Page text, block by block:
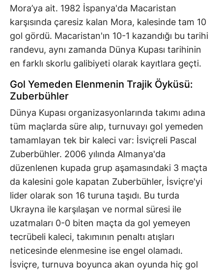
Mora’ya ait. 1982 İspanya'da Macaristan
karşısında çaresiz kalan Mora, kalesinde tam 10
gol gördü. Macaristan'ın 10-1 kazandığı bu tarihi
randevu, aynı zamanda Dünya Kupası tarihinin
en farklı skorlu galibiyeti olarak kayıtlara geçti.
Gol Yemeden Elenmenin Trajik Öyküsü:
Zuberbühler
Dünya Kupası organizasyonlarında takımı adına
tüm maçlarda süre alıp, turnuvayı gol yemeden
tamamlayan tek bir kaleci var: İsviçreli Pascal
Zuberbühler. 2006 yılında Almanya'da
düzenlenen kupada grup aşamasındaki 3 maçta
da kalesini gole kapatan Zuberbühler, İsviçre'yi
lider olarak son 16 turuna taşıdı. Bu turda
Ukrayna ile karşılaşan ve normal süresi ile
uzatmaları 0-0 biten maçta da gol yemeyen
tecrübeli kaleci, takımının penaltı atışları
neticesinde elenmesine ise engel olamadı.
İsviçre, turnuva boyunca akan oyunda hiç gol